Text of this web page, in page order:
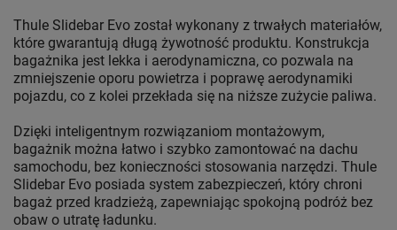
Thule Slidebar Evo został wykonany z trwałych materiałów,
które gwarantują długą żywotność produktu. Konstrukcja
bagażnika jest lekka i aerodynamiczna, co pozwala na
zmniejszenie oporu powietrza i poprawę aerodynamiki
pojazdu, co z kolei przekłada się na niższe zużycie paliwa.
Dzięki inteligentnym rozwiązaniom montażowym,
bagażnik można łatwo i szybko zamontować na dachu
samochodu, bez konieczności stosowania narzędzi. Thule
Slidebar Evo posiada system zabezpieczeń, który chroni
bagaż przed kradzieżą, zapewniając spokojną podróż bez
obaw o utratę ładunku.